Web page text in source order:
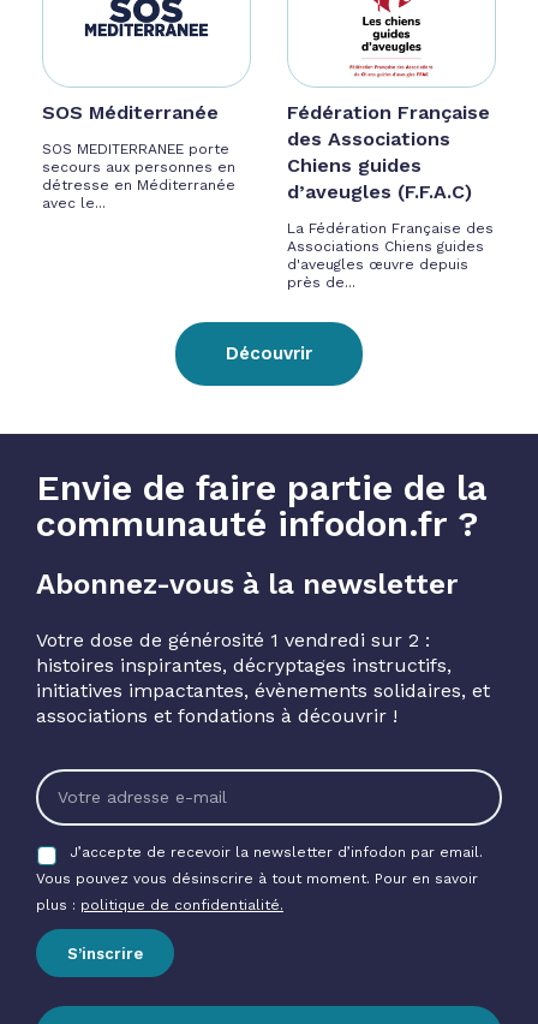
SOS Méditerranée
SOS MEDITERRANEE porte
secours aux personnes en
détresse en Méditerranée
avec le...
Fédération Française
des Associations
Chiens guides
d’aveugles (F.F.A.C)
La Fédération Française des
Associations Chiens guides
d'aveugles œuvre depuis
près de...
Découvrir
Envie de faire partie de la
communauté infodon.fr ?
Abonnez-vous à la newsletter
Votre dose de générosité 1 vendredi sur 2 :
histoires inspirantes, décryptages instructifs,
initiatives impactantes, évènements solidaires, et
associations et fondations à découvrir !
J’accepte de recevoir la newsletter d’infodon par email.
Vous pouvez vous désinscrire à tout moment. Pour en savoir
plus : politique de confidentialité.
S’inscrire